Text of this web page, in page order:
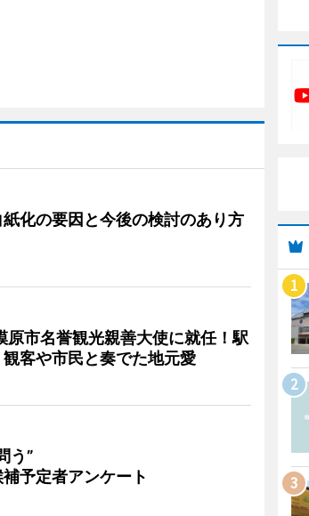
化の要因と今後の検討のあり方
市名誉観光親善大使に就任！駅
客や市民と奏でた地元愛
う”
予定者アンケート